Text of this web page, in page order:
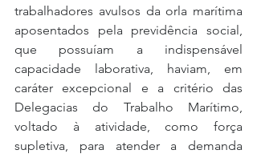
trabalhadores avulsos da orla marítima
aposentados pela previdência social,
que possuíam a indispensável
capacidade laborativa, haviam, em
caráter excepcional e a critério das
Delegacias do Trabalho Marítimo,
voltado à atividade, como força
supletiva, para atender a demanda